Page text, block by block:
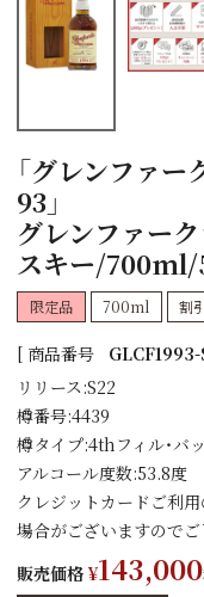
「グレンファ
93」
グレンファー
スキー/700ml/
限定品 700ml 割
商品番号
リリース:S22
樽番号:4439
樽タイプ:4thフィル・バ
アルコール度数:53.8度
クレジットカードご利
場合がございますので
販売価格 ¥143,000